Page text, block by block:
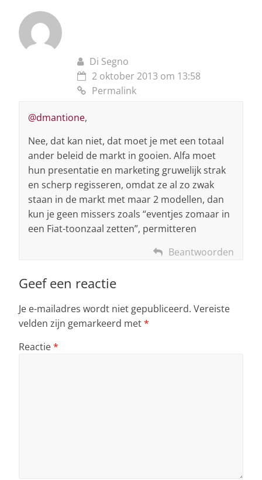
Di Segno
2 oktober 2013 om 13:58
Permalink
@dmantione,
Nee, dat kan niet, dat moet je met een totaal
ander beleid de markt in gooien. Alfa moet
hun presentatie en marketing gruwelijk strak
en scherp regisseren, omdat ze al zo zwak
staan in de markt met maar 2 modellen, dan
kun je geen missers zoals “eventjes zomaar in
een Fiat-toonzaal zetten”, permitteren
Beantwoorden
Geef een reactie
Je e-mailadres wordt niet gepubliceerd. Vereiste
velden zijn gemarkeerd met*
Reactie*